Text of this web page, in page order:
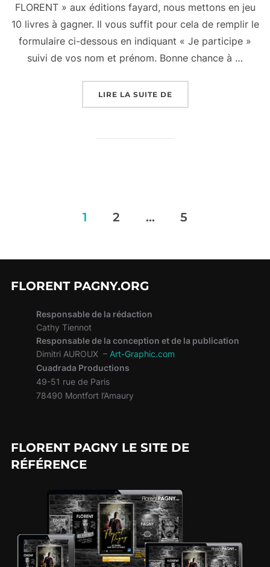
FLORENT » aux éditions fayard, nous mettons en jeu
10 livres à gagner. Il vous suffit pour cela de remplir le
formulaire ci-dessous en indiquant « Je participe »
suivi de vos nom et prénom. Bonne chance à …
LIRE LA SUITE DE« GRAND CONCOURS
Pagination
1 2 … 5
FLORENT PAGNY.ORG
Responsable de la rédaction
Cathy Tiennot
Responsable de la conception et de la publication
Dimitri AUROUX – Art-Graphic.com
Cuadrada Productions
49-51 rue de Paris
78490 Montfort l’Amaury
FLORENT PAGNY LE SITE DE
RÉFÉRENCE